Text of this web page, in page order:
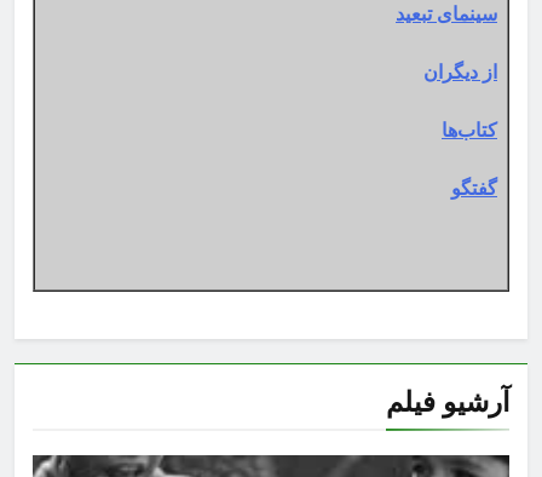
سینمای تبعید
از دیگران
کتاب‌ها
گفتگو
آرشیو فیلم